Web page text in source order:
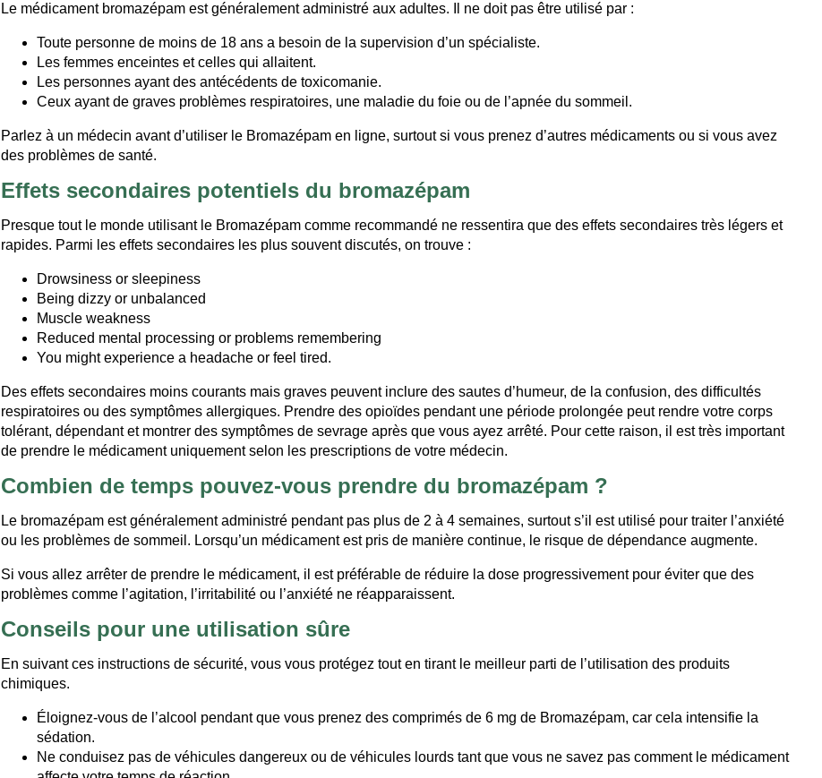
Le médicament bromazépam est généralement administré aux adultes. Il ne doit pas être utilisé par :
Toute personne de moins de 18 ans a besoin de la supervision d’un spécialiste.
Les femmes enceintes et celles qui allaitent.
Les personnes ayant des antécédents de toxicomanie.
Ceux ayant de graves problèmes respiratoires, une maladie du foie ou de l’apnée du sommeil.
Parlez à un médecin avant d’utiliser le Bromazépam en ligne, surtout si vous prenez d’autres médicaments ou si vous avez
des problèmes de santé.
Effets secondaires potentiels du bromazépam
Presque tout le monde utilisant le Bromazépam comme recommandé ne ressentira que des effets secondaires très légers et
rapides. Parmi les effets secondaires les plus souvent discutés, on trouve :
Drowsiness or sleepiness
Being dizzy or unbalanced
Muscle weakness
Reduced mental processing or problems remembering
You might experience a headache or feel tired.
Des effets secondaires moins courants mais graves peuvent inclure des sautes d’humeur, de la confusion, des difficultés
respiratoires ou des symptômes allergiques. Prendre des opioïdes pendant une période prolongée peut rendre votre corps
tolérant, dépendant et montrer des symptômes de sevrage après que vous ayez arrêté. Pour cette raison, il est très important
de prendre le médicament uniquement selon les prescriptions de votre médecin.
Combien de temps pouvez-vous prendre du bromazépam ?
Le bromazépam est généralement administré pendant pas plus de 2 à 4 semaines, surtout s’il est utilisé pour traiter l’anxiété
ou les problèmes de sommeil. Lorsqu’un médicament est pris de manière continue, le risque de dépendance augmente.
Si vous allez arrêter de prendre le médicament, il est préférable de réduire la dose progressivement pour éviter que des
problèmes comme l’agitation, l’irritabilité ou l’anxiété ne réapparaissent.
Conseils pour une utilisation sûre
En suivant ces instructions de sécurité, vous vous protégez tout en tirant le meilleur parti de l’utilisation des produits
chimiques.
Éloignez-vous de l’alcool pendant que vous prenez des comprimés de 6 mg de Bromazépam, car cela intensifie la
sédation.
Ne conduisez pas de véhicules dangereux ou de véhicules lourds tant que vous ne savez pas comment le médicament